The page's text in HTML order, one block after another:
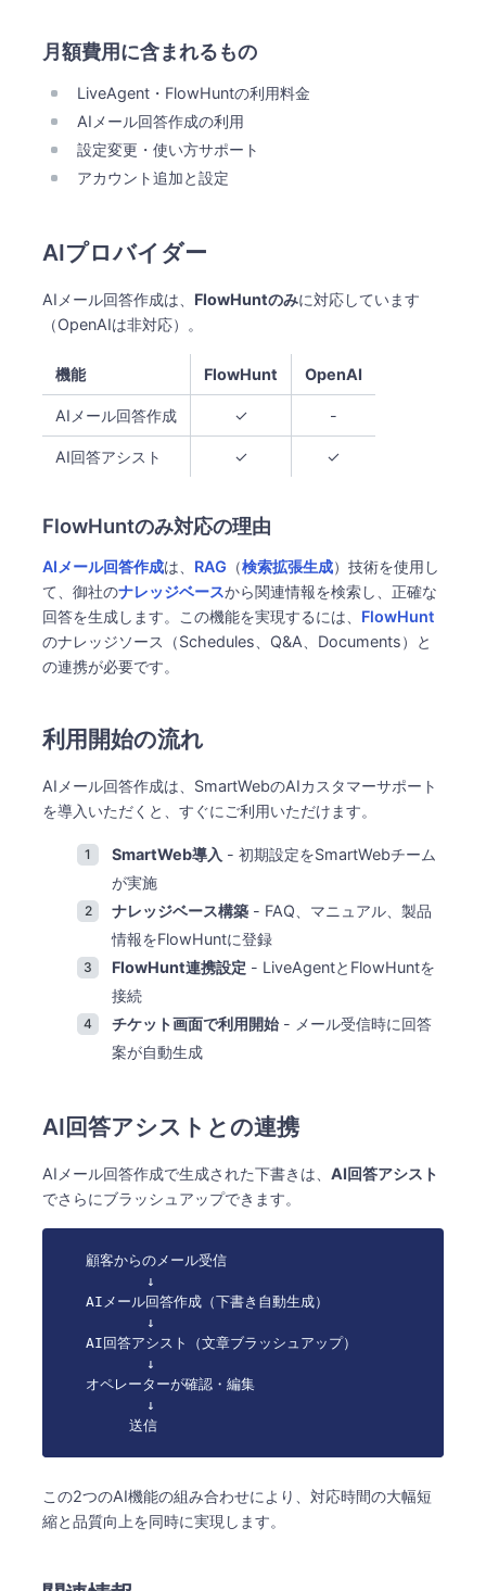
月額費用に含まれるもの
LiveAgent・FlowHuntの利用料金
AIメール回答作成の利用
設定変更・使い方サポート
アカウント追加と設定
AIプロバイダー
AIメール回答作成は、 FlowHuntのみ​に対応しています
（OpenAIは非対応）。
機能 FlowHunt OpenAI
AIメール回答作成 ✓ -
AI回答アシスト ✓ ✓
FlowHuntのみ対応の理由
AIメール回答作成は、 RAG （検索拡張生成）技術を使用し
て、御社のナレッジベースから関連情報を検索し、正確な
回答を生成します。この機能を実現するには、 FlowHunt
のナレッジソース（Schedules、Q&A、Documents）と
の連携が必要です。
利用開始の流れ
AIメール回答作成は、SmartWebのAIカスタマーサポート
を導入いただくと、すぐにご利用いただけます。
SmartWeb導入 - 初期設定をSmartWebチーム
が実施
ナレッジベース構築 - FAQ、マニュアル、製品
情報をFlowHuntに登録
FlowHunt連携設定 - LiveAgentとFlowHuntを
接続
チケット画面で利用開始 - メール受信時に回答
案が自動生成
AI回答アシストとの連携
AIメール回答作成で生成された下書きは、AI回答アシスト
でさらにブラッシュアップできます。
顧客からのメール受信
       ↓
AIメール回答作成（下書き自動生成）
       ↓
AI回答アシスト（文章ブラッシュアップ）
       ↓
オペレーターが確認・編集
       ↓
     送信
この2つのAI機能の組み合わせにより、対応時間の大幅短
縮と品質向上を同時に実現します。